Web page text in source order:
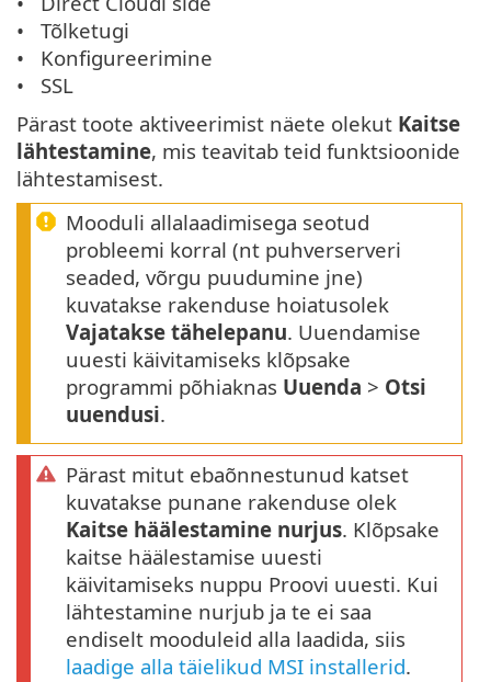
Tõlketugi
Konfigureerimine
SSL
Pärast toote aktiveerimist näete olekut Kaitse
lähtestamine, mis teavitab teid funktsioonide
lähtestamisest.
Mooduli allalaadimisega seotud
probleemi korral (nt puhverserveri
seaded, võrgu puudumine jne)
kuvatakse rakenduse hoiatusolek
Vajatakse tähelepanu. Uuendamise
uuesti käivitamiseks klõpsake
programmi põhiaknas Uuenda > Otsi
uuendusi.
Pärast mitut ebaõnnestunud katset
kuvatakse punane rakenduse olek
Kaitse häälestamine nurjus. Klõpsake
kaitse häälestamise uuesti
käivitamiseks nuppu Proovi uuesti. Kui
lähtestamine nurjub ja te ei saa
endiselt mooduleid alla laadida, siis
laadige alla täielikud MSI installerid.